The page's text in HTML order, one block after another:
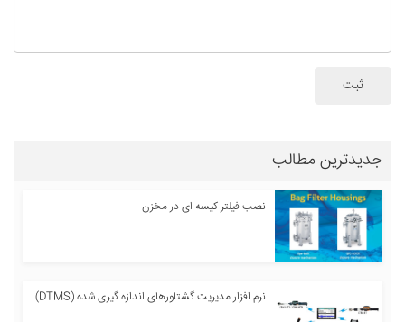
ثبت
جدیدترین مطالب
نصب فیلتر کیسه ای در مخزن
نرم افزار مدیریت گشتاورهای اندازه گیری شده (DTMS)